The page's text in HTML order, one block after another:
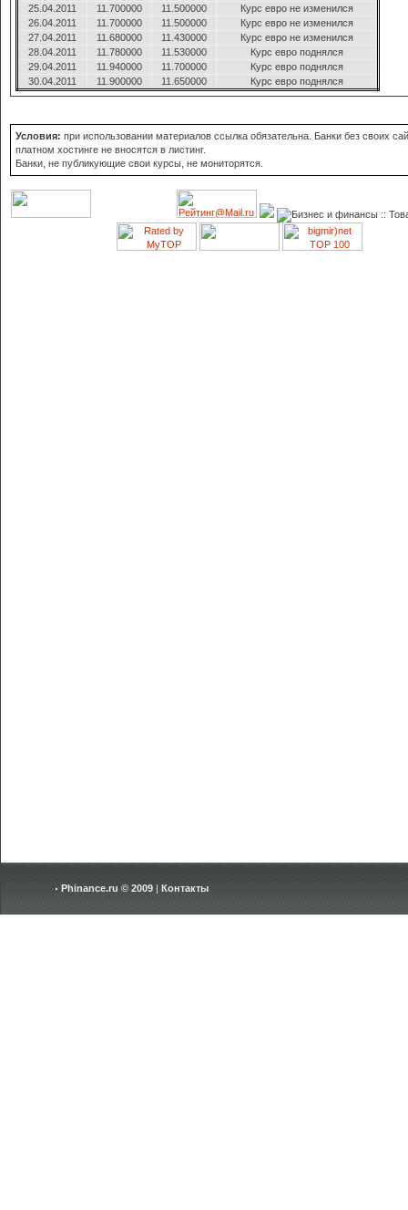
25.04.2011
11.700000 11.500000
Курс евро не изменился
26.04.2011
11.700000 11.500000
Курс евро не изменился
27.04.2011
11.680000 11.430000
Курс евро не изменился
28.04.2011
11.780000 11.530000
Курс евро поднялся
29.04.2011
11.940000 11.700000
Курс евро поднялся
30.04.2011
11.900000 11.650000 Курс евро поднялся
Условия: при использовании материалов ссылка обязательна. Банки без своих
платном хостинге не вносятся в листинг.
Банки, не публикующие свои курсы, не мониторятся.
Phinance.ru © 2009 | Контакты